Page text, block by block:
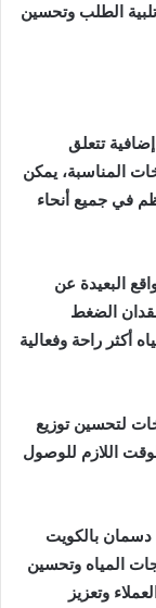
الطلب وتحسين
تتعلق
المناسبة، يمكن
في جميع أنحاء
البعيدة عن
الضغط
أكثر راحة وفعالية
لتحسين توزيع
اللازم للوصول
بالكويت
المياه وتحسين
وتعزيز